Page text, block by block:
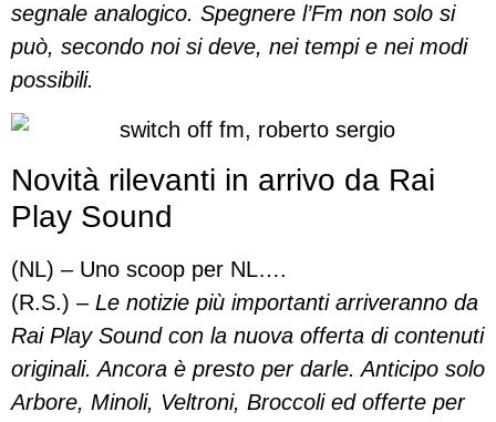
segnale analogico. Spegnere l’Fm non solo si
può, secondo noi si deve, nei tempi e nei modi
possibili.
Novità rilevanti in arrivo da Rai
Play Sound
(NL) – Uno scoop per NL….
(R.S.) – Le notizie più importanti arriveranno da
Rai Play Sound con la nuova offerta di contenuti
originali. Ancora è presto per darle. Anticipo solo
Arbore, Minoli, Veltroni, Broccoli ed offerte per